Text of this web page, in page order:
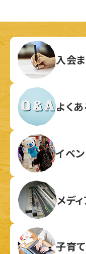
入会
よく
イベ
メデ
子育